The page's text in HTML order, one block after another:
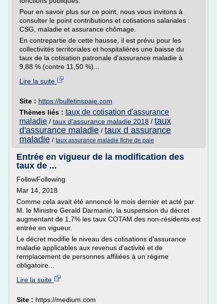
Pour en savoir plus sur ce point, nous vous invitons à
consulter le point contributions et cotisations salariales :
CSG, maladie et assurance chômage.
En contrepartie de cette hausse, il est prévu pour les
collectivités territoriales et hospitalières une baisse du
taux de la cotisation patronale d'assurance maladie à
9,88 % (contre 11,50 %)...
Lire la suite
Site : https://bulletinspaie.com
Thèmes liés : taux de cotisation d'assurance
maladie / taux d'assurance maladie 2018 / taux
d'assurance maladie / taux d assurance
maladie / taux assurance maladie fiche de paie
Entrée en vigueur de la modification des
taux de ...
FollowFollowing
Mar 14, 2018
Comme cela avait été annoncé le mois dernier et acté par
M. le Ministre Gerald Darmanin, la suspension du décret
augmentant de 1,7% les taux COTAM des non-résidents est
entrée en vigueur.
Le décret modifie le niveau des cotisations d'assurance
maladie applicables aux revenus d'activité et de
remplacement de personnes affiliées à un régime
obligatoire...
Lire la suite
Site : https://medium.com